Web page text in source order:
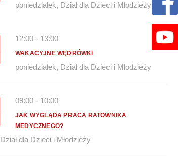
poniedziałek, Dział dla Dzieci i Młodzieży
12:00 - 13:00
WAKACYJNE WĘDRÓWKI
poniedziałek, Dział dla Dzieci i Młodzieży
09:00 - 10:00
JAK WYGLĄDA PRACA RATOWNIKA
MEDYCZNEGO?
Dział dla Dzieci i Młodzieży